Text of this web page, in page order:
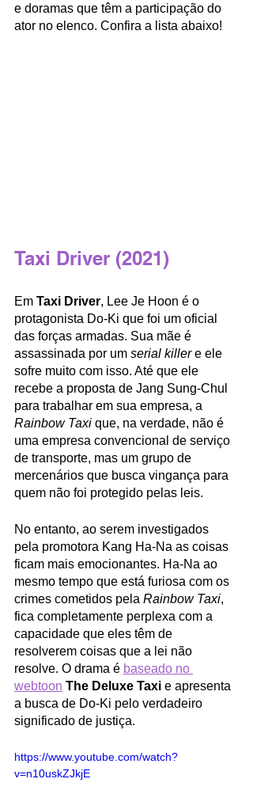
e doramas que têm a participação do
ator no elenco. Confira a lista abaixo!
Taxi Driver (2021)
Em Taxi Driver, Lee Je Hoon é o
protagonista Do-Ki que foi um oficial
das forças armadas. Sua mãe é
assassinada por um serial killer e ele
sofre muito com isso. Até que ele
recebe a proposta de Jang Sung-Chul
para trabalhar em sua empresa, a
Rainbow Taxi que, na verdade, não é
uma empresa convencional de serviço
de transporte, mas um grupo de
mercenários que busca vingança para
quem não foi protegido pelas leis.
No entanto, ao serem investigados
pela promotora Kang Ha-Na as coisas
ficam mais emocionantes. Ha-Na ao
mesmo tempo que está furiosa com os
crimes cometidos pela Rainbow Taxi,
fica completamente perplexa com a
capacidade que eles têm de
resolverem coisas que a lei não
resolve. O drama é baseado no
webtoon The Deluxe Taxi e apresenta
a busca de Do-Ki pelo verdadeiro
significado de justiça.
https://www.youtube.com/watch?
v=n10uskZJkjE